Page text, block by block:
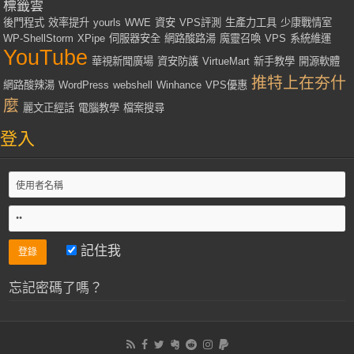
標籤雲
後門程式 效率提升 yourls WWE 資安 VPS評測 生產力工具 少康戰情室
WP-ShellStorm XPipe 伺服器安全 網路酸路湯 魔靈召喚 VPS 系統維運
YouTube 華視新聞廣場 資安防護 VirtueMart 新手教學 開源軟體
網路酸辣湯 WordPress webshell Winhance VPS優惠 推特上在夯什
麼 麗文正經話 電腦教學 檔案搜尋
登入
記住我
忘記密碼了嗎？